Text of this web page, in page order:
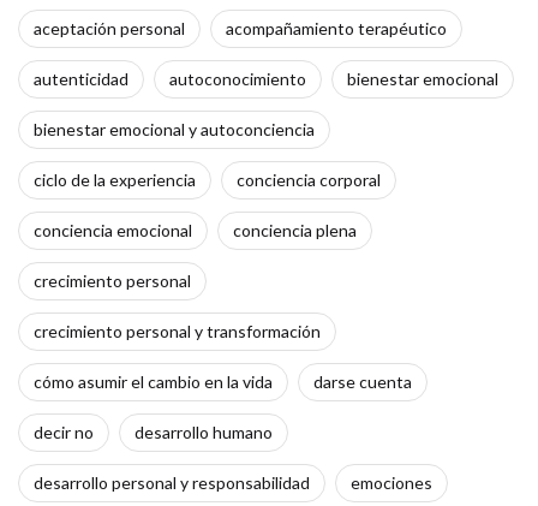
aceptación personal acompañamiento terapéutico
autenticidad autoconocimiento bienestar emocional
bienestar emocional y autoconciencia
ciclo de la experiencia conciencia corporal
conciencia emocional conciencia plena
crecimiento personal
crecimiento personal y transformación
cómo asumir el cambio en la vida darse cuenta
decir no desarrollo humano
desarrollo personal y responsabilidad emociones